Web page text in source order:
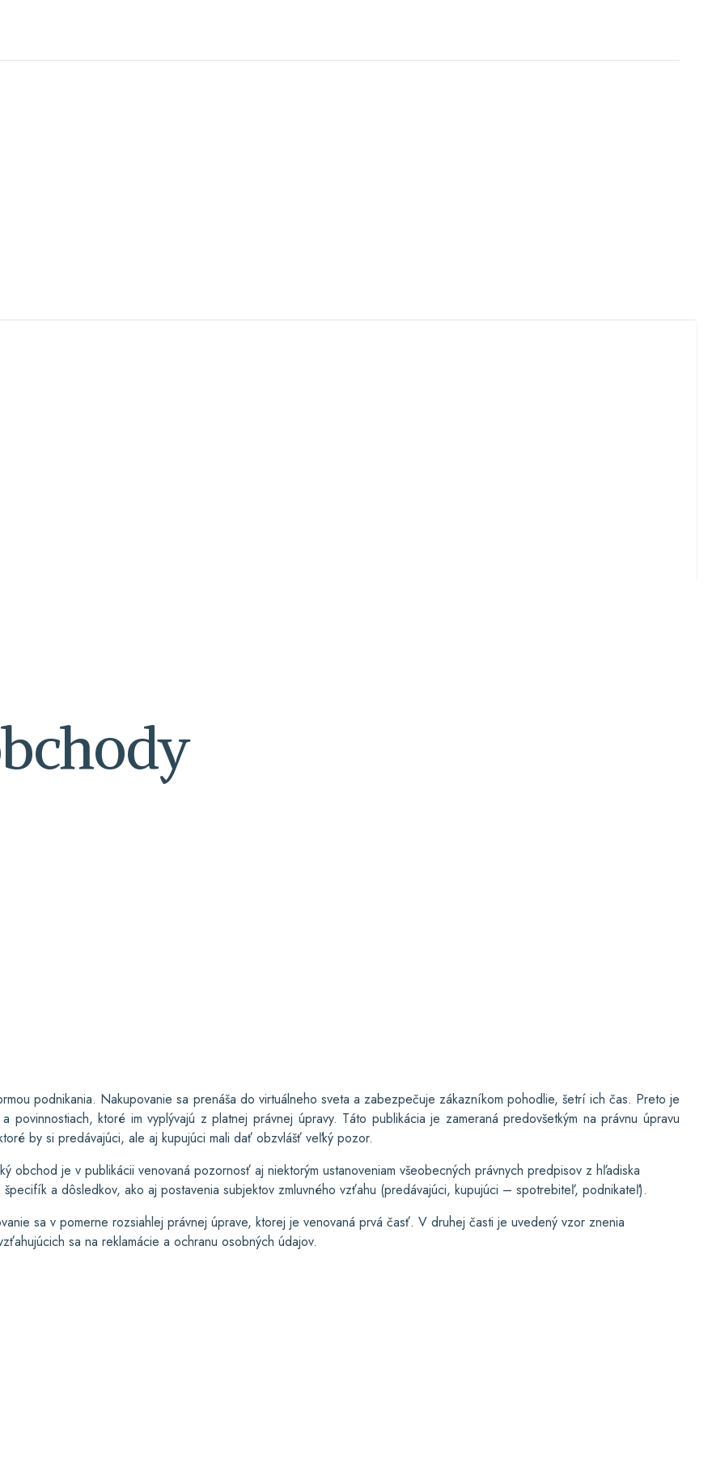
podnikania. Nakupovanie sa prenáša do virtuálneho sveta a zabezpečuje zákazníkom pohodlie, šetrí ich čas. Preto je
ktoré im vyplývajú z platnej právnej úpravy. Táto publikácia je zameraná predovšetkým na právnu úpravu
by si predávajúci, ale aj kupujúci mali dať obzvlášť veľký pozor.
obchod je v publikácii venovaná pozornosť aj niektorým ustanoveniam všeobecných právnych predpisov z hľadiska
a dôsledkov, ako aj postavenia subjektov zmluvného vzťahu (predávajúci, kupujúci – spotrebiteľ, podnikateľ).
sa v pomerne rozsiahlej právnej úprave, ktorej je venovaná prvá časť. V druhej časti je uvedený vzor znenia
sa na reklamácie a ochranu osobných údajov.